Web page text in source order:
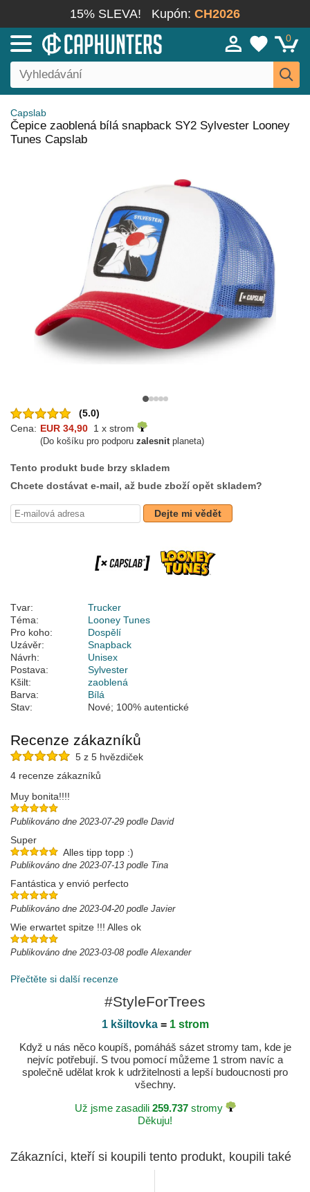
15% SLEVA! Kupón: CH2026
0
Capslab
Čepice zaoblená bílá snapback SY2 Sylvester Looney
Tunes Capslab
(5.0)
Cena: EUR 34,90 1 x strom
(Do košíku pro podporu zalesnitplaneta)
Tento produkt bude brzy skladem
Chcete dostávat e-mail, až bude zboží opět skladem?
Dejte mi vědět
Tvar:
Trucker
Téma:
Looney Tunes
Pro koho:
Dospělí
Uzávěr:
Snapback
Návrh:
Unisex
Postava:
Sylvester
Kšilt:
zaoblená
Barva:
Bílá
Stav:
Nové; 100% autentické
Recenze zákazníků
5 z 5 hvězdiček
4 recenze zákazníků
Muy bonita!!!!
Publikováno dne 2023-07-29 podle David
Super
Alles tipp topp :)
Publikováno dne 2023-07-13 podle Tina
Fantástica y envió perfecto
Publikováno dne 2023-04-20 podle Javier
Wie erwartet spitze !!! Alles ok
Publikováno dne 2023-03-08 podle Alexander
Přečtěte si další recenze
#StyleForTrees
1 kšiltovka= 1 strom
Když u nás něco koupíš, pomáháš sázet stromy tam, kde je
nejvíc potřebují. S tvou pomocí můžeme 1 strom navíc a
společně udělat krok k udržitelnosti a lepší budoucnosti pro
všechny.
Už jsme zasadili 259.737stromy
Děkuju!
Zákazníci, kteří si koupili tento produkt, koupili také